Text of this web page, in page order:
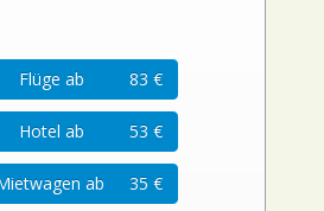
Flüge ab 83 €
Hotel ab 53 €
ab 35 €